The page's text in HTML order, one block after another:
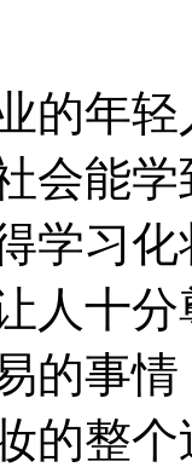
年轻
会能
学习
人十
的事
的整